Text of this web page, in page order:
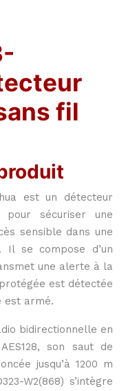
fil
est un détecteur
pour sécuriser une
sensible dans une
Il se compose d’un
une alerte à la
est détectée
est armé.
bidirectionnelle en
son saut de
jusqu’à 1200 m
W2(868) s’intègre